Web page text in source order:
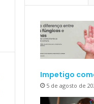
Impetigo
5 de agosto de